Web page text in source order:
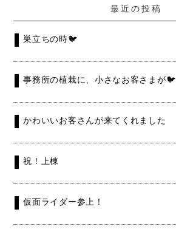
最近の投稿
巣立ちの時🐦
事務所の植栽に、小さなお客さまが🐦
かわいいお客さんが来てくれました
祝！上棟
仮面ライダー参上！